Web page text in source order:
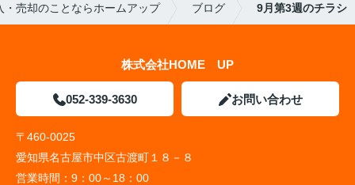
売却のことならホームアップ ブログ 9月第3週のチラシ
株式会社HOME UP
052-339-3630 お問い合わせ
〒460-0025
愛知県名古屋市中区古渡町１８－８
営業時間： 9：00～18：00